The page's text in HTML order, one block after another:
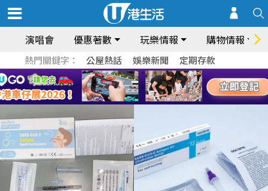
演唱會 優惠著數 玩樂情報 購物情報
熱門關鍵字： 公屋熱話 娛樂新聞 定期存款